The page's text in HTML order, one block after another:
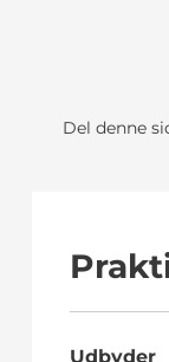
Del denne
Udbyder